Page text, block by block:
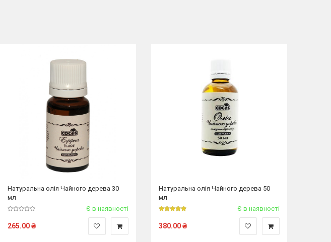
Натуральна олія Чайного дерева 30
мл
Є в наявності
265.00₴
Натуральна олія Чайного дерева 50
мл
Є в наявності
380.00₴